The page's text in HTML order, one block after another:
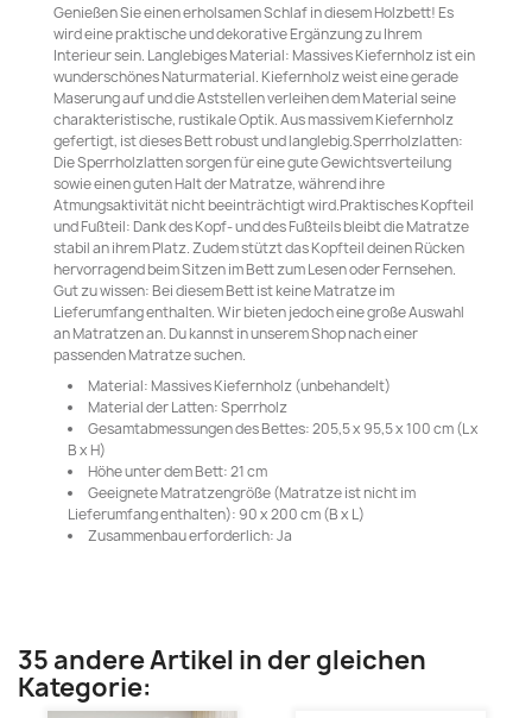
Genießen Sie einen erholsamen Schlaf in diesem Holzbett! Es
wird eine praktische und dekorative Ergänzung zu Ihrem
Interieur sein. Langlebiges Material: Massives Kiefernholz ist ein
wunderschönes Naturmaterial. Kiefernholz weist eine gerade
Maserung auf und die Aststellen verleihen dem Material seine
charakteristische, rustikale Optik. Aus massivem Kiefernholz
gefertigt, ist dieses Bett robust und langlebig.Sperrholzlatten:
Die Sperrholzlatten sorgen für eine gute Gewichtsverteilung
sowie einen guten Halt der Matratze, während ihre
Atmungsaktivität nicht beeinträchtigt wird.Praktisches Kopfteil
und Fußteil: Dank des Kopf- und des Fußteils bleibt die Matratze
stabil an ihrem Platz. Zudem stützt das Kopfteil deinen Rücken
hervorragend beim Sitzen im Bett zum Lesen oder Fernsehen.
Gut zu wissen: Bei diesem Bett ist keine Matratze im
Lieferumfang enthalten. Wir bieten jedoch eine große Auswahl
an Matratzen an. Du kannst in unserem Shop nach einer
passenden Matratze suchen.
Material: Massives Kiefernholz (unbehandelt)
Material der Latten: Sperrholz
Gesamtabmessungen des Bettes: 205,5 x 95,5 x 100 cm (L x
B x H)
Höhe unter dem Bett: 21 cm
Geeignete Matratzengröße (Matratze ist nicht im
Lieferumfang enthalten): 90 x 200 cm (B x L)
Zusammenbau erforderlich: Ja
35 andere Artikel in der gleichen
Kategorie: